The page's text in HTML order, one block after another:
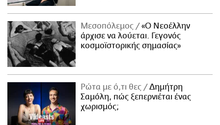
Μεσοπόλεμος
«Ο Νεοέλλην
άρχισε να λούεται. Γεγονός
κοσμοϊστορικής σημασίας»
Ρώτα με ό,τι θες
Δημήτρη
Σαμόλη, πώς ξεπερνιέται ένας
χωρισμός;